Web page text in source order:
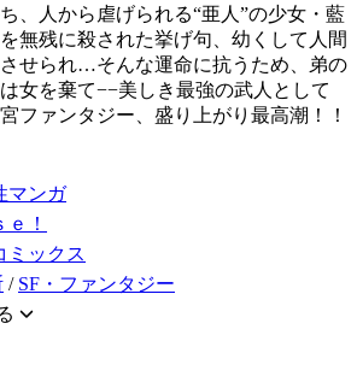
、人から虐げられる“亜人”の少女・藍
無残に殺された挙げ句、幼くして人間
せられ…そんな運命に抗うため、弟の
女を棄て−−美しき最強の武人として
ファンタジー、盛り上がり最高潮！！
マンガ
！
ミックス
/ SF・ファンタジー